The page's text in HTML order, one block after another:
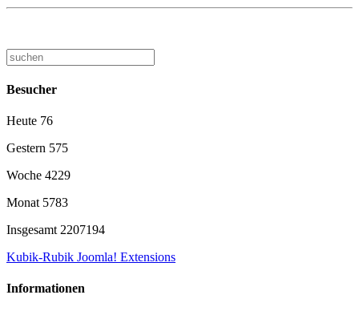
Besucher
Heute 76
Gestern 575
Woche 4229
Monat 5783
Insgesamt 2207194
Kubik-Rubik Joomla! Extensions
Informationen